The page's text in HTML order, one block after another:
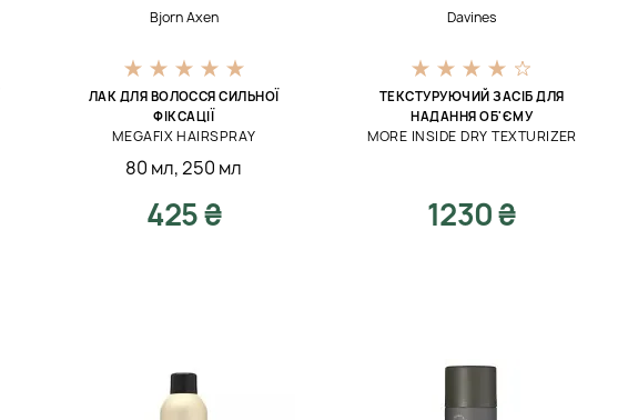
Bjorn Axen
ЛАК ДЛЯ ВОЛОССЯ СИЛЬНОЇ
ФІКСАЦІЇ
MEGAFIX HAIRSPRAY
80 мл,250 мл
425 ₴
Davines
ТЕКСТУРУЮЧИЙ ЗАСІБ ДЛЯ
НАДАННЯ ОБ'ЄМУ
MORE INSIDE DRY TEXTURIZER
1230 ₴